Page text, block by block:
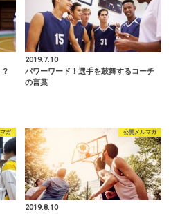
2019.7.10
パワーワード！選手を鼓舞するコーチ
の言葉
ガ 公開メルマガ
2019.8.10